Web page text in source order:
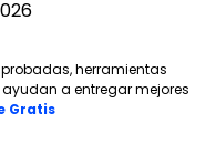
herramientas
a entregar mejores
GratisOpens new window